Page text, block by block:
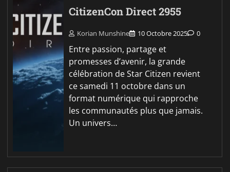
CitizenCon Direct 2955
Korian Munshine 10 Octobre 2025 0
Entre passion, partage et
promesses d’avenir, la grande
célébration de Star Citizen revient
ce samedi 11 octobre dans un
format numérique qui rapproche
les communautés plus que jamais.
Un univers…